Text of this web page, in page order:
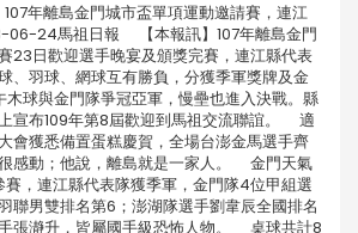
年離島金門城市盃單項運動邀請賽，連江
06-24馬祖日報 【本報訊】107年離島金門
23日歡迎選手晚宴及頒獎完賽，連江縣代表
、羽球、網球互有勝負，分獲季軍獎牌及金
木球與金門隊爭冠亞軍，慢壘也進入決戰。縣
宣布109年第8屆歡迎到馬祖交流聯誼。 適
會獲悉備置蛋糕慶賀，全場台澎金馬選手齊
感動；他說，離島就是一家人。 金門天氣
，連江縣代表隊獲季軍，金門隊4位甲組選
聯男雙排名第6；澎湖隊選手劉韋辰全國排名
張瀞升，皆屬國手級恐怖人物。 桌球共計8